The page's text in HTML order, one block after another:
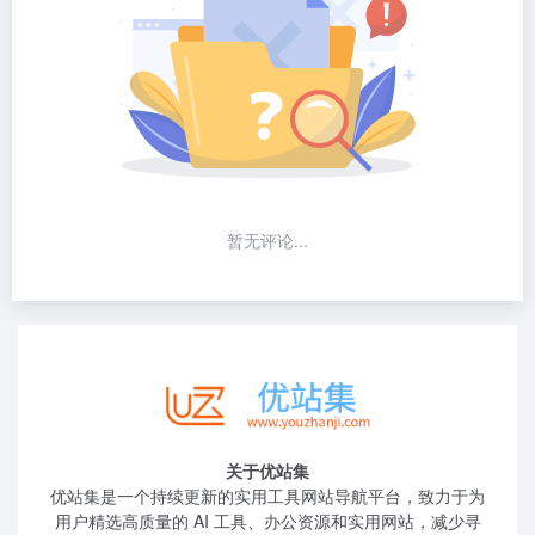
暂无评论...
关于优站集
优站集是一个持续更新的实用工具网站导航平台，致力于为
用户精选高质量的 AI 工具、办公资源和实用网站，减少寻